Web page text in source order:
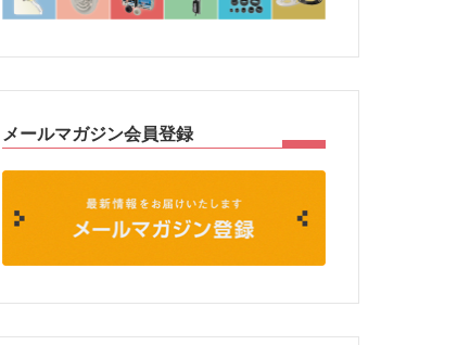
メールマガジン会員登録